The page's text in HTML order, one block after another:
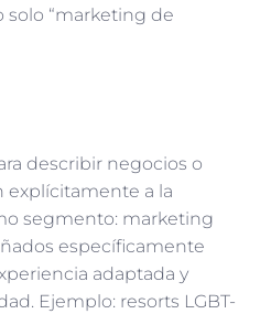
solo “marketing de
describir negocios o
a la
segmento: marketing
específicamente
adaptada y
Ejemplo: resorts LGBT-